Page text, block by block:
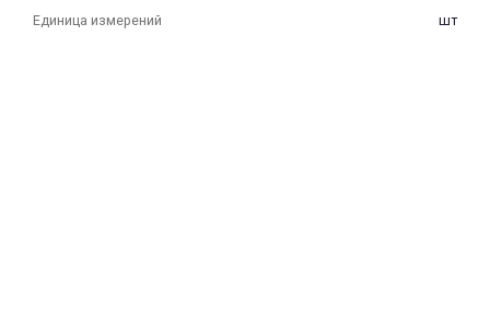
Единица измерений шт